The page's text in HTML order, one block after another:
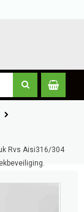
Rvs Aisi316/304